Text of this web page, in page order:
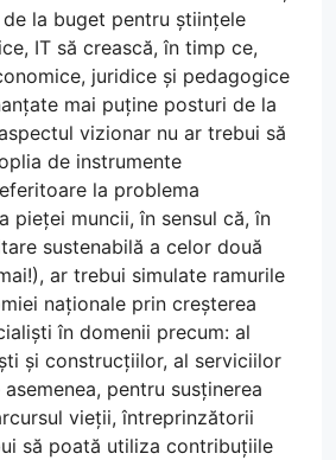
la buget pentru științele
IT să crească, în timp ce,
juridice și pedagogice
mai puține posturi de la
vizionar nu ar trebui să
de instrumente
la problema
pieței muncii, în sensul că, în
sustenabilă a celor două
ar trebui simulate ramurile
naționale prin creșterea
în domenii precum: al
și construcțiilor, al serviciilor
pentru susținerea
vieții, întreprinzătorii
să poată utiliza contribuțiile